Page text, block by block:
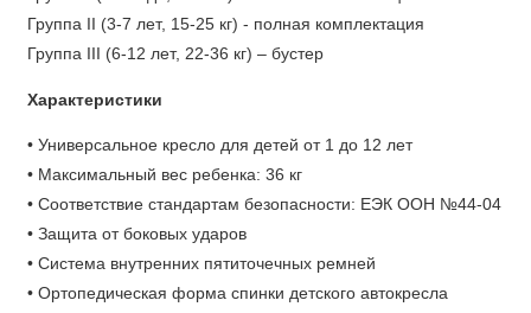
Группа II (3-7 лет, 15-25 кг) - полная комплектация
Группа III (6-12 лет, 22-36 кг) – бустер
Характеристики
• Универсальное кресло для детей от 1 до 12 лет
• Максимальный вес ребенка: 36 кг
• Соответствие стандартам безопасности: ЕЭК ООН №44-04
• Защита от боковых ударов
• Система внутренних пятиточечных ремней
• Ортопедическая форма спинки детского автокресла